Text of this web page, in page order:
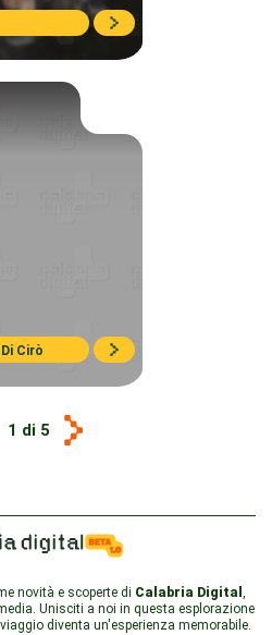
Cirò
1 di 5
novità e scoperte di Calabria Digital
Unisciti a noi in questa esplorazione
diventa un'esperienza memorabile.